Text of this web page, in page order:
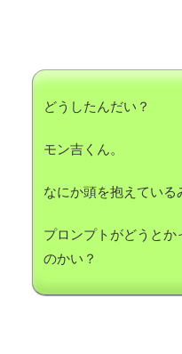
どうしたんだい？
モン吉くん。
なにか頭を抱えている
プロンプトがどうとか
のかい？